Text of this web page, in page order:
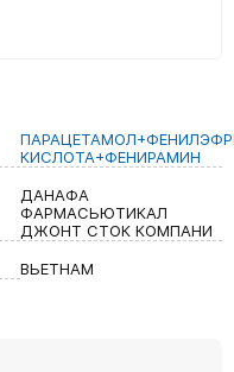
КИСЛОТА+ФЕНИРАМИН
ДАНАФА
ФАРМАСЬЮТИКАЛ
ДЖОНТ СТОК КОМПАНИ
ВЬЕТНАМ